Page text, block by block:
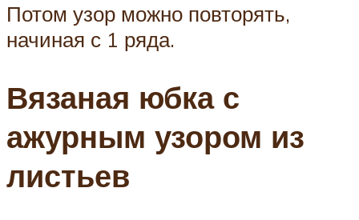
Потом узор можно повторять,
начиная с 1 ряда.
Вязаная юбка с
ажурным узором из
листьев